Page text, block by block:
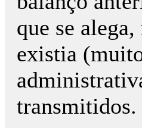
que se
existia
transmitidos.